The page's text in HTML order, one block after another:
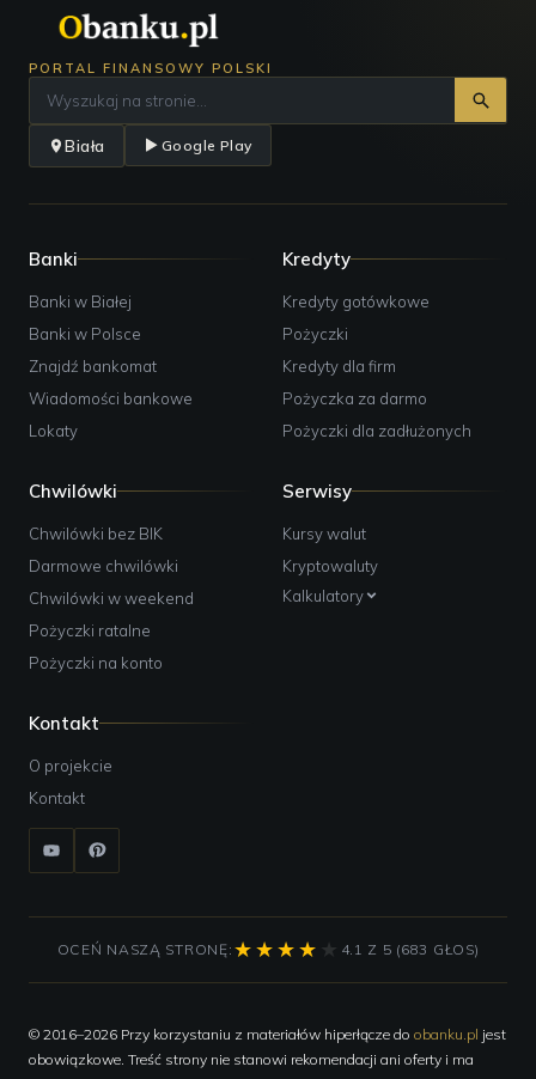
PORTAL FINANSOWY POLSKI
Biała Google Play
Banki
Banki w Białej
Banki w Polsce
Znajdź bankomat
Wiadomości bankowe
Lokaty
Kredyty
Kredyty gotówkowe
Pożyczki
Kredyty dla firm
Pożyczka za darmo
Pożyczki dla zadłużonych
Chwilówki
Chwilówki bez BIK
Darmowe chwilówki
Chwilówki w weekend
Pożyczki ratalne
Pożyczki na konto
Serwisy
Kursy walut
Kryptowaluty
Kalkulatory
Kontakt
O projekcie
Kontakt
OCEŃ NASZĄ STRONĘ: 4.1 Z 5 (683 GŁOS)
© 2016–2026 Przy korzystaniu z materiałów hiperłącze do obanku.pl jest
obowiązkowe. Treść strony nie stanowi rekomendacji ani oferty i ma